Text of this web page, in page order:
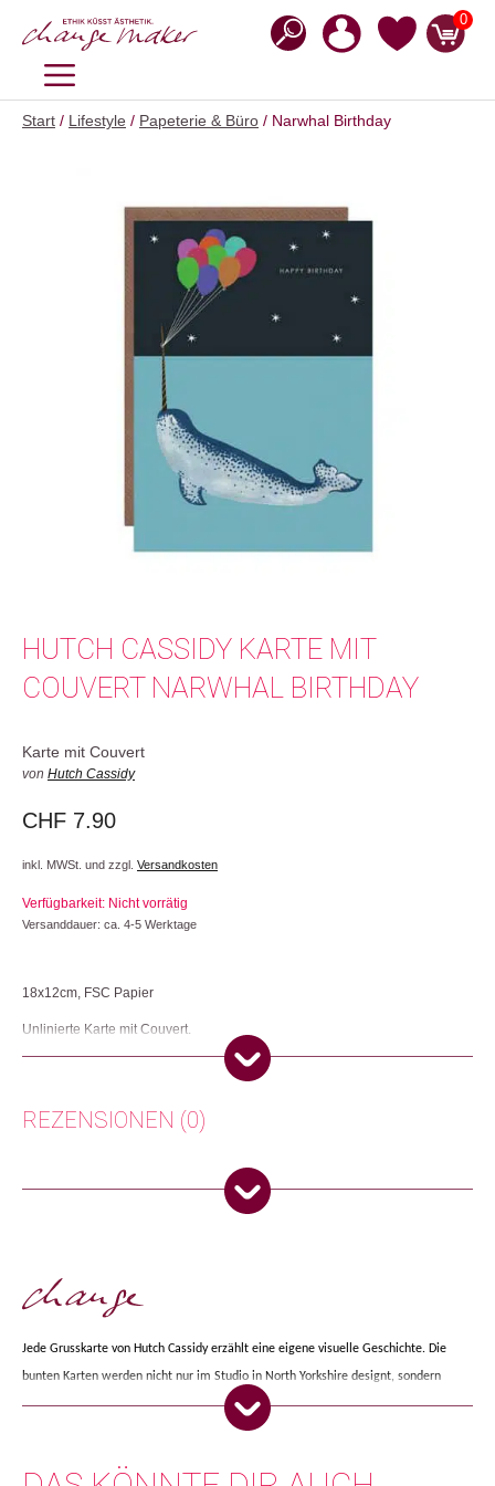
Inhalt
0
MENÜ
Start / Lifestyle / Papeterie & Büro / Narwhal Birthday
HUTCH CASSIDY KARTE MIT
COUVERT NARWHAL BIRTHDAY
Karte mit Couvert
von Hutch Cassidy
CHF 7.90
inkl. MWSt. und zzgl. Versandkosten
Verfügbarkeit: Nicht vorrätig
Versanddauer: ca. 4-5 Werktage
18x12cm, FSC Papier
Unlinierte Karte mit Couvert.
Lifestyle Papeterie & Büro
Weitere Produkte shoppen, die diesem Changemaker Kriterium
Dieses Produkt weiterempfehlen:
REZENSIONEN (0)
Es gibt noch keine Rezensionen.
Jede Grusskarte von Hutch Cassidy erzählt eine eigene visuelle Geschichte. Die
bunten Karten werden nicht nur im Studio in North Yorkshire designt, sondern
auch in England auf FSC Papier gedruckt.